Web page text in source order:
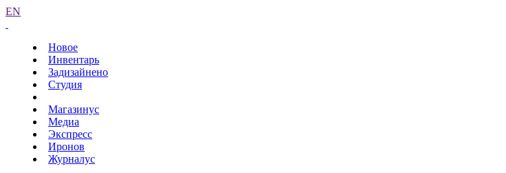
EN
Новое
Инвентарь
Задизайнено
Студия
Магазинус
Медиа
Экспресс
Иронов
Журналус